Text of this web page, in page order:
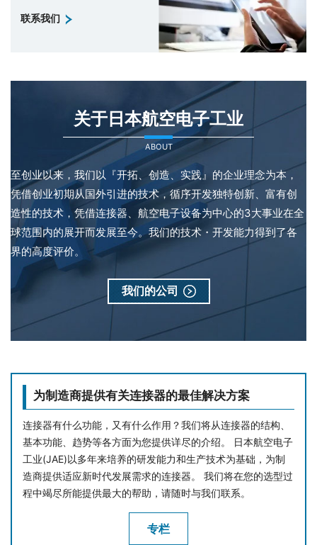
联系我们
关于日本航空电子工业
ABOUT
至创业以来，我们以『开拓、创造、实践』的企业理念为本，
凭借创业初期从国外引进的技术，循序开发独特创新、富有创
造性的技术，凭借连接器、航空电子设备为中心的3大事业在全
球范围内的展开而发展至今。我们的技术・开发能力得到了各
界的高度评价。
我们的公司
为制造商提供有关连接器的最佳解决方案
连接器有什么功能，又有什么作用？我们将从连接器的结构、
基本功能、趋势等各方面为您提供详尽的介绍。 日本航空电子
工业(JAE)以多年来培养的研发能力和生产技术为基础，为制
造商提供适应新时代发展需求的连接器。 我们将在您的选型过
程中竭尽所能提供最大的帮助，请随时与我们联系。
专栏